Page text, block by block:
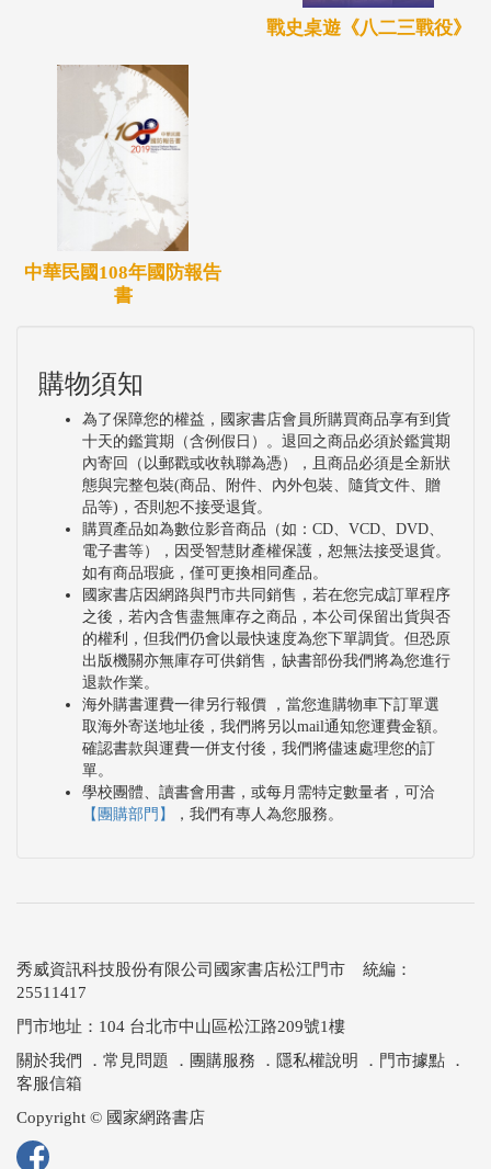
戰史桌遊《八二三戰役》
中華民國108年國防報告
書
購物須知
為了保障您的權益，國家書店會員所購買商品享有到貨
十天的鑑賞期（含例假日）。退回之商品必須於鑑賞期
內寄回（以郵戳或收執聯為憑），且商品必須是全新狀
態與完整包裝(商品、附件、內外包裝、隨貨文件、贈
品等)，否則恕不接受退貨。
購買產品如為數位影音商品（如：CD、VCD、DVD、
電子書等），因受智慧財產權保護，恕無法接受退貨。
如有商品瑕疵，僅可更換相同產品。
國家書店因網路與門市共同銷售，若在您完成訂單程序
之後，若內含售盡無庫存之商品，本公司保留出貨與否
的權利，但我們仍會以最快速度為您下單調貨。但恐原
出版機關亦無庫存可供銷售，缺書部份我們將為您進行
退款作業。
海外購書運費一律另行報價 ，當您進購物車下訂單選
取海外寄送地址後，我們將另以mail通知您運費金額。
確認書款與運費一併支付後，我們將儘速處理您的訂
單。
學校團體、讀書會用書，或每月需特定數量者，可洽
【團購部門】
，我們有專人為您服務。
秀威資訊科技股份有限公司國家書店松江門市 統編：
25511417
門市地址：104 台北市中山區松江路209號1樓
關於我們
． 常見問題 ． 團購服務 ． 隱私權說明 ． 門市據點 ．
客服信箱
Copyright © 國家網路書店